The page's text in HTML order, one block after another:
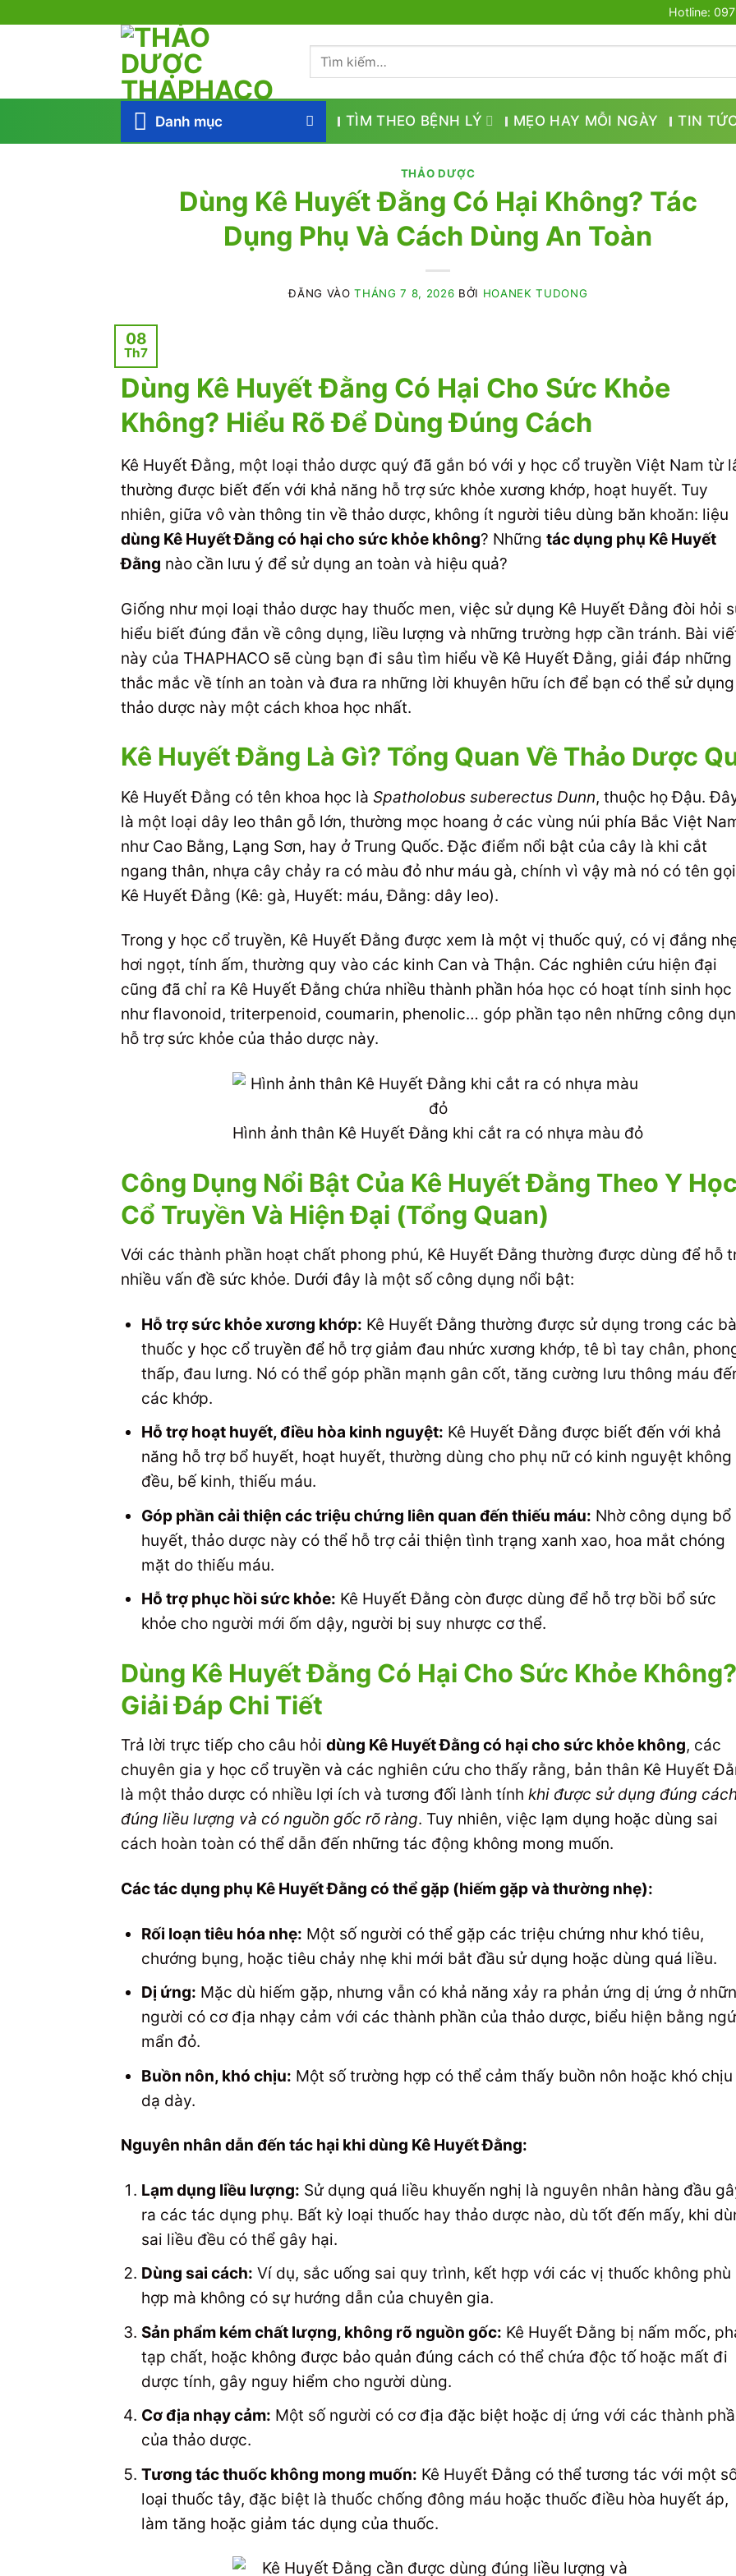
Hotline:
Tìm
Danh mục TÌM THEO BỆNH LÝ MẸO HAY MỖI NGÀY TIN
THẢO DƯỢC
Dùng Kê Huyết Đằng Có Hại Không? Tác
Dụng Phụ Và Cách Dùng An Toàn
ĐĂNG VÀOTHÁNG 7 8, 2026 BỞI HOANEK TUDONG
08
Th7
Dùng Kê Huyết Đằng Có Hại Cho Sức Khỏe
Không? Hiểu Rõ Để Dùng Đúng Cách
Kê Huyết Đằng, một loại thảo dược quý đã gắn bó với y học cổ truyền Việt Nam từ
thường được biết đến với khả năng hỗ trợ sức khỏe xương khớp, hoạt huyết. Tuy
nhiên, giữa vô vàn thông tin về thảo dược, không ít người tiêu dùng băn khoăn: liệu
dùng Kê Huyết Đằng có hại cho sức khỏe không? Những tác dụng phụ Kê Huyết
Đằng nào cần lưu ý để sử dụng an toàn và hiệu quả?
Giống như mọi loại thảo dược hay thuốc men, việc sử dụng Kê Huyết Đằng đòi hỏi
hiểu biết đúng đắn về công dụng, liều lượng và những trường hợp cần tránh. Bài
này của THAPHACO sẽ cùng bạn đi sâu tìm hiểu về Kê Huyết Đằng, giải đáp những
thắc mắc về tính an toàn và đưa ra những lời khuyên hữu ích để bạn có thể sử dụng
thảo dược này một cách khoa học nhất.
Kê Huyết Đằng Là Gì? Tổng Quan Về Thảo Dược
Kê Huyết Đằng có tên khoa học là Spatholobus suberectus Dunn, thuộc họ Đậu.
là một loại dây leo thân gỗ lớn, thường mọc hoang ở các vùng núi phía Bắc Việt
như Cao Bằng, Lạng Sơn, hay ở Trung Quốc. Đặc điểm nổi bật của cây là khi cắt
ngang thân, nhựa cây chảy ra có màu đỏ như máu gà, chính vì vậy mà nó có tên gọi
Kê Huyết Đằng (Kê: gà, Huyết: máu, Đằng: dây leo).
Trong y học cổ truyền, Kê Huyết Đằng được xem là một vị thuốc quý, có vị đắng
hơi ngọt, tính ấm, thường quy vào các kinh Can và Thận. Các nghiên cứu hiện đại
cũng đã chỉ ra Kê Huyết Đằng chứa nhiều thành phần hóa học có hoạt tính sinh học
như flavonoid, triterpenoid, coumarin, phenolic… góp phần tạo nên những công
hỗ trợ sức khỏe của thảo dược này.
Hình ảnh thân Kê Huyết Đằng khi cắt ra có nhựa màu đỏ
Công Dụng Nổi Bật Của Kê Huyết Đằng Theo Y Học
Cổ Truyền Và Hiện Đại (Tổng Quan)
Với các thành phần hoạt chất phong phú, Kê Huyết Đằng thường được dùng để hỗ
nhiều vấn đề sức khỏe. Dưới đây là một số công dụng nổi bật:
Hỗ trợ sức khỏe xương khớp: Kê Huyết Đằng thường được sử dụng trong các
thuốc y học cổ truyền để hỗ trợ giảm đau nhức xương khớp, tê bì tay chân,
thấp, đau lưng. Nó có thể góp phần mạnh gân cốt, tăng cường lưu thông máu
các khớp.
Hỗ trợ hoạt huyết, điều hòa kinh nguyệt: Kê Huyết Đằng được biết đến với khả
năng hỗ trợ bổ huyết, hoạt huyết, thường dùng cho phụ nữ có kinh nguyệt không
đều, bế kinh, thiếu máu.
Góp phần cải thiện các triệu chứng liên quan đến thiếu máu: Nhờ công dụng bổ
huyết, thảo dược này có thể hỗ trợ cải thiện tình trạng xanh xao, hoa mắt chóng
mặt do thiếu máu.
Hỗ trợ phục hồi sức khỏe: Kê Huyết Đằng còn được dùng để hỗ trợ bồi bổ sức
khỏe cho người mới ốm dậy, người bị suy nhược cơ thể.
Dùng Kê Huyết Đằng Có Hại Cho Sức Khỏe Không?
Giải Đáp Chi Tiết
Trả lời trực tiếp cho câu hỏi dùng Kê Huyết Đằng có hại cho sức khỏe không, các
chuyên gia y học cổ truyền và các nghiên cứu cho thấy rằng, bản thân Kê Huyết
là một thảo dược có nhiều lợi ích và tương đối lành tính khi được sử dụng đúng
đúng liều lượng và có nguồn gốc rõ ràng. Tuy nhiên, việc lạm dụng hoặc dùng sai
cách hoàn toàn có thể dẫn đến những tác động không mong muốn.
Các tác dụng phụ Kê Huyết Đằng có thể gặp (hiếm gặp và thường nhẹ):
Rối loạn tiêu hóa nhẹ: Một số người có thể gặp các triệu chứng như khó tiêu,
chướng bụng, hoặc tiêu chảy nhẹ khi mới bắt đầu sử dụng hoặc dùng quá liều.
Dị ứng: Mặc dù hiếm gặp, nhưng vẫn có khả năng xảy ra phản ứng dị ứng ở
người có cơ địa nhạy cảm với các thành phần của thảo dược, biểu hiện bằng
mẩn đỏ.
Buồn nôn, khó chịu: Một số trường hợp có thể cảm thấy buồn nôn hoặc khó chịu
dạ dày.
Nguyên nhân dẫn đến tác hại khi dùng Kê Huyết Đằng:
Lạm dụng liều lượng: Sử dụng quá liều khuyến nghị là nguyên nhân hàng đầu
ra các tác dụng phụ. Bất kỳ loại thuốc hay thảo dược nào, dù tốt đến mấy, khi
sai liều đều có thể gây hại.
Dùng sai cách: Ví dụ, sắc uống sai quy trình, kết hợp với các vị thuốc không phù
hợp mà không có sự hướng dẫn của chuyên gia.
Sản phẩm kém chất lượng, không rõ nguồn gốc: Kê Huyết Đằng bị nấm mốc,
tạp chất, hoặc không được bảo quản đúng cách có thể chứa độc tố hoặc mất đi
dược tính, gây nguy hiểm cho người dùng.
Cơ địa nhạy cảm: Một số người có cơ địa đặc biệt hoặc dị ứng với các thành
của thảo dược.
Tương tác thuốc không mong muốn: Kê Huyết Đằng có thể tương tác với một
loại thuốc tây, đặc biệt là thuốc chống đông máu hoặc thuốc điều hòa huyết áp,
làm tăng hoặc giảm tác dụng của thuốc.